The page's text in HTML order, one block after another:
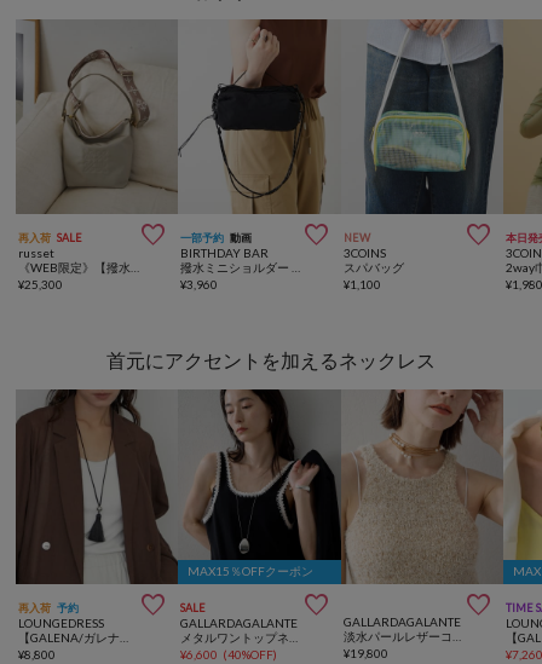
再入荷 SALE 
russet
¥25,300
一部予約 動画 
BIRTHDAY BAR
¥3,960
NEW 
3COINS
スパバッグ
¥1,100
本日発
¥
首元にアクセントを加えるネックレス
再入荷 予約 
LOUNGEDRESS
【GALENA/ガレナ】タッセルネックレス
¥8,800
MAX15％OFFクーポン
SALE 
GALLARDAGALANTE
メタルワントップネックレス
¥6,600 (40%OFF)

GALLARDAGALANTE
淡水パールレザーコードネックレス
¥19,800
TIME
¥